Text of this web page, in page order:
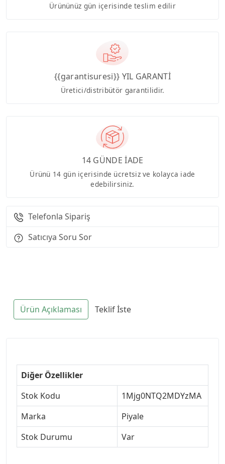
Ürününüz gün içerisinde teslim edilir
{{garantisuresi}} YIL GARANTİ
Üretici/distribütör garantilidir.
14 GÜNDE İADE
Ürünü 14 gün içerisinde ücretsiz ve kolayca iade
edebilirsiniz.
Telefonla Sipariş
Satıcıya Soru Sor
Ürün Açıklaması Teklif İste
Diğer Özellikler
Stok Kodu
1Mjg0NTQ2MDYzMA
Marka
Piyale
Stok Durumu
Var